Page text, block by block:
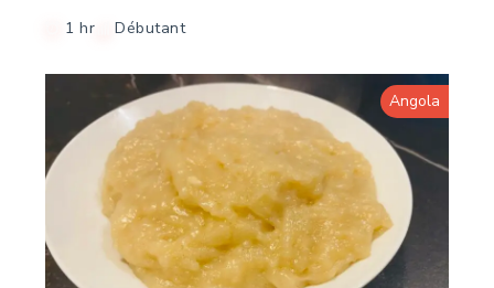
1 hr Débutant
Angola